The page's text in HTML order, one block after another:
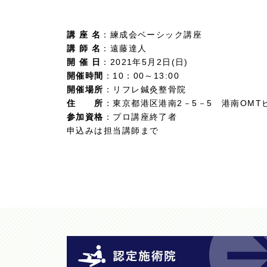
講 座 名 ：練成会ベーシック講座
講 師 名 ：遠藤達人
開 催 日
：2021年5月2日(日)
開催時間
：10：00～13:00
開催場所 ：リフレ鍼灸整骨院
住 所 ：東京都港区港南2－5－5 港南OMT
参加資格 ：プロ講座終了者
申込みは担当講師まで